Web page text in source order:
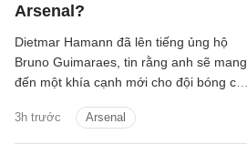
Arsenal?
3h trước Arsenal
Dietmar Hamann đã lên tiếng ủng hộ
Bruno Guimaraes, tin rằng anh sẽ mang
đến một khía cạnh mới cho đội bóng của